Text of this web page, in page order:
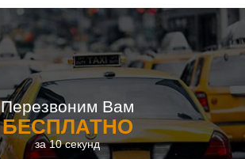
Перезвоним Вам
БЕСПЛАТНО
за 10 секунд